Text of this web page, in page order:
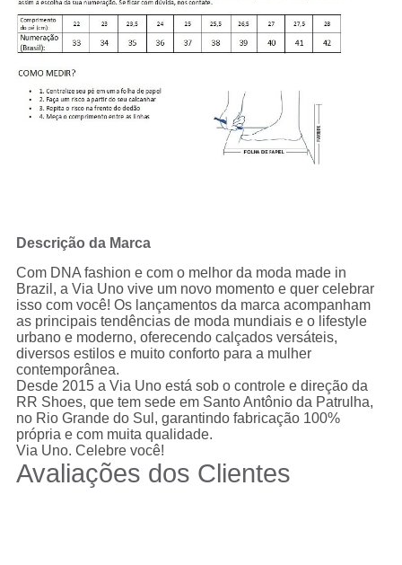
Descrição da Marca
Com DNA fashion e com o melhor da moda made in
Brazil, a Via Uno vive um novo momento e quer celebrar
isso com você! Os lançamentos da marca acompanham
as principais tendências de moda mundiais e o lifestyle
urbano e moderno, oferecendo calçados versáteis,
diversos estilos e muito conforto para a mulher
contemporânea.
Desde 2015 a Via Uno está sob o controle e direção da
RR Shoes, que tem sede em Santo Antônio da Patrulha,
no Rio Grande do Sul, garantindo fabricação 100%
própria e com muita qualidade.
Via Uno. Celebre você!
Avaliações dos Clientes